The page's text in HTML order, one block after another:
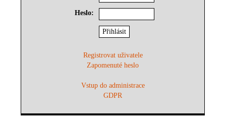
Heslo:
Registrovat uživatele
Zapomenuté heslo
Vstup do administrace
GDPR